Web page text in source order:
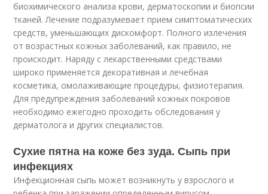
биохимического анализа крови, дерматоскопии и биопсии
тканей. Лечение подразумевает прием симптоматических
средств, уменьшающих дискомфорт. Полного излечения
от возрастных кожных заболеваний, как правило, не
происходит. Наряду с лекарственными средствами
широко применяется декоративная и лечебная
косметика, омолаживающие процедуры, физиотерапия.
Для предупреждения заболеваний кожных покровов
необходимо ежегодно проходить обследования у
дерматолога и других специалистов.
Сухие пятна на коже без зуда. Сыпь при
инфекциях
Инфекционная сыпь может возникнуть у взрослого и